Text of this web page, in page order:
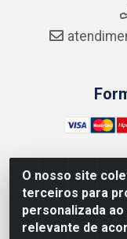
O nosso site
terceiros para
personalizada
relevante de
NUTRY MAX
LTDA - RUA